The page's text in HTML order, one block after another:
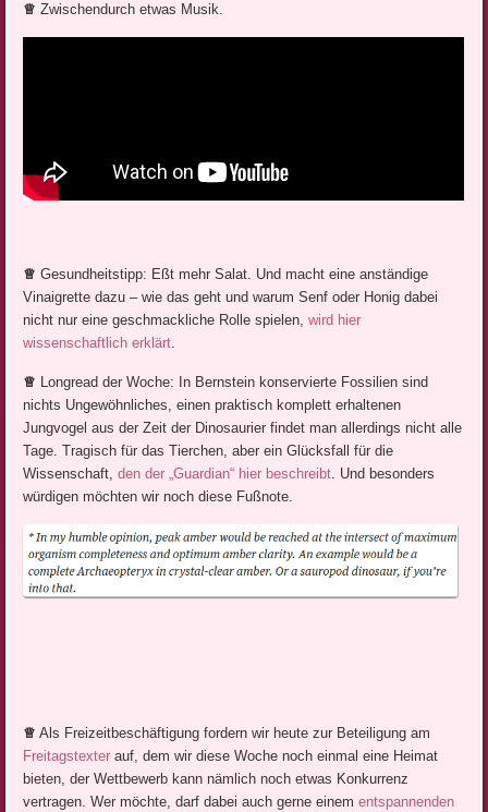
♕ Zwischendurch etwas Musik.
♕ Gesundheitstipp: Eßt mehr Salat. Und macht eine anständige
Vinaigrette dazu – wie das geht und warum Senf oder Honig dabei
nicht nur eine geschmackliche Rolle spielen,wird hier
wissenschaftlich erklärt.
♕ Longread der Woche: In Bernstein konservierte Fossilien sind
nichts Ungewöhnliches, einen praktisch komplett erhaltenen
Jungvogel aus der Zeit der Dinosaurier findet man allerdings nicht alle
Tage. Tragisch für das Tierchen, aber ein Glücksfall für die
Wissenschaft,den der „Guardian“ hier beschreibt. Und besonders
würdigen möchten wir noch diese Fußnote.
♕ Als Freizeitbeschäftigung fordern wir heute zur Beteiligung am
Freitagstexter auf, dem wir diese Woche noch einmal eine Heimat
bieten, der Wettbewerb kann nämlich noch etwas Konkurrenz
vertragen. Wer möchte, darf dabei auch gerne einementspannenden